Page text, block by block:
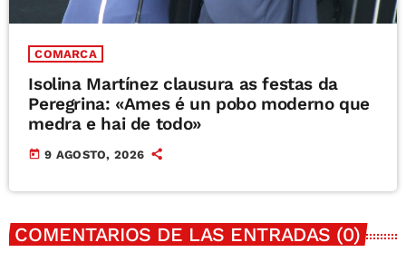
COMARCA
Isolina Martínez clausura as festas da
Peregrina: «Ames é un pobo moderno que
medra e hai de todo»
today 9 AGOSTO, 2026
COMENTARIOS DE LAS ENTRADAS (0)